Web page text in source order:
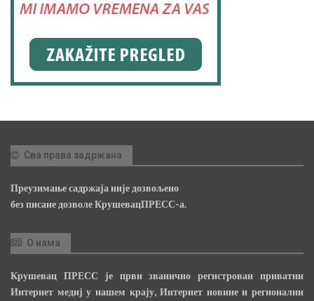
Сва права задржана
Преузимање садржаја није дозвољено
без писане дозволе КрушевацПРЕСС-а.
О нама
Крушевац ПРЕСС је први званично регистрован приватни
Интернет медиј у нашем крају, Интернет новине и регионални